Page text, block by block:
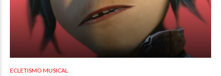
ECLETISMO MUSICAL